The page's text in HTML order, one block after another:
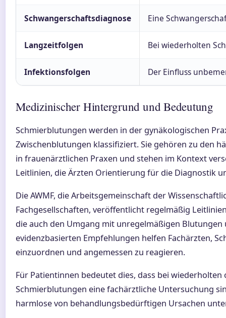
Schwangerschaftsdiagnose Eine
Langzeitfolgen Bei wiederholten
Infektionsfolgen Der Einfluss
Medizinischer Hintergrund und Bedeutung
Schmierblutungen werden in der gynäkologischen
Zwischenblutungen klassifiziert. Sie gehören zu den
in frauenärztlichen Praxen und stehen im Kontext
Leitlinien, die Ärzten Orientierung für die Diagnostik
Die AWMF, die Arbeitsgemeinschaft der
Fachgesellschaften, veröffentlicht regelmäßig
die auch den Umgang mit unregelmäßigen Blutungen
evidenzbasierten Empfehlungen helfen Fachärzten,
einzuordnen und angemessen zu reagieren.
Für Patientinnen bedeutet dies, dass bei
Schmierblutungen eine fachärztliche Untersuchung
harmlose von behandlungsbedürftigen Ursachen